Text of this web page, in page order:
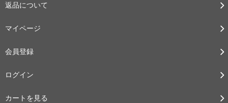
返品について
マイページ
会員登録
ログイン
カートを見る